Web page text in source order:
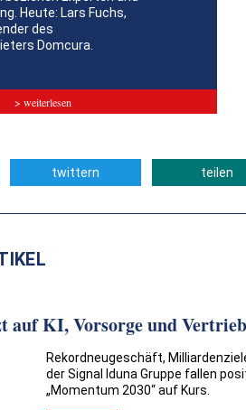
Heute: Lars Fuchs,
des
Domcura.
> weiterlesen
twittern teilen
auf KI, Vorsorge und
Rekordneugeschäft,
der Signal Iduna Gruppe fallen
„Momentum 2030“ auf Kurs.